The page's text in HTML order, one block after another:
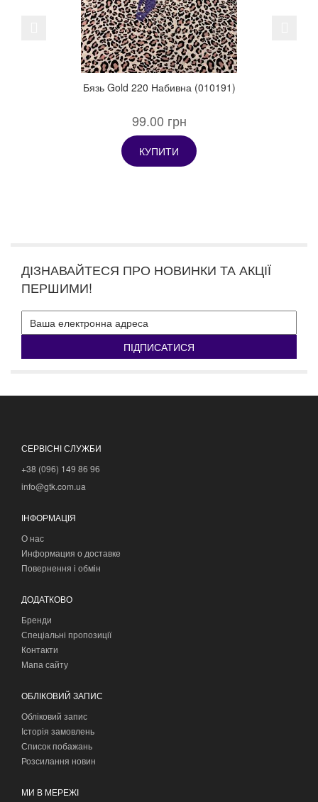
Бязь Gold 220 Набивна (010191)
99.00 грн
КУПИТИ
Previous
ДІЗНАВАЙТЕСЯ ПРО НОВИНКИ ТА АКЦІЇ
ПЕРШИМИ!
ПІДПИСАТИСЯ
СЕРВІСНІ СЛУЖБИ
+38 (096) 149 86 96
info@gtk.com.ua
ІНФОРМАЦІЯ
О нас
Информация о доставке
Повернення і обмін
ДОДАТКОВО
Бренди
Спеціальні пропозиції
Контакти
Мапа сайту
ОБЛІКОВИЙ ЗАПИС
Обліковий запис
Історія замовлень
Список побажань
Розсилання новин
МИ В МЕРЕЖІ